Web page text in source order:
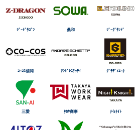
ｼﾞｰﾄﾞﾗｺﾞﾝ 桑和 ｼﾞｰｸﾞﾗﾝﾄﾞ
ｺｰｺｽ信岡 ｱﾝﾄﾞﾚｽｹｯﾃｨ ｸﾞﾗﾃﾞｨｴｰﾀ
三愛 ﾀｶﾔ商事 ﾅｲtﾅｲﾄ